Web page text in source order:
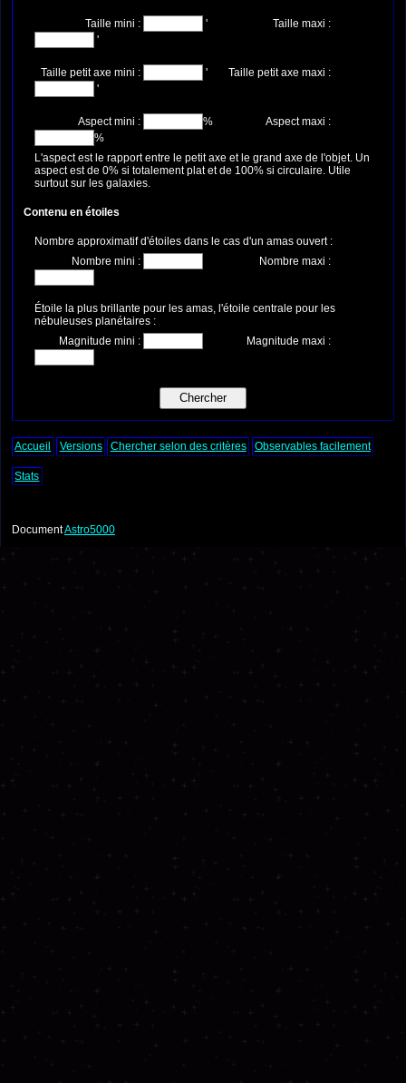
Taille mini : '
Taille maxi :
'
Taille petit axe mini : '
Taille petit axe maxi :
'
Aspect mini : %
Aspect maxi :
%
L'aspect est le rapport entre le petit axe et le grand axe de l'objet. Un
aspect est de 0% si totalement plat et de 100% si circulaire. Utile
surtout sur les galaxies.
Contenu en étoiles
Nombre approximatif d'étoiles dans le cas d'un amas ouvert :
Nombre mini :
Nombre maxi :
Étoile la plus brillante pour les amas, l'étoile centrale pour les
nébuleuses planétaires :
Magnitude mini :
Magnitude maxi :
Accueil Versions Chercher selon des critères Observables facilement
Stats
DocumentAstro5000